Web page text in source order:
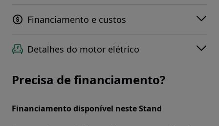
Financiamento e custos
Detalhes do motor elétrico
Precisa de financiamento?
Financiamento disponível neste Stand